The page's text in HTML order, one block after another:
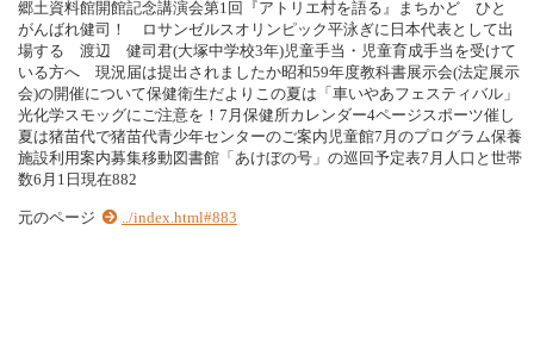
郷土資料館開館記念講演会第1回『アトリエ村を語る』まちかど ひと
がんばれ健司！ ロサンゼルスオリンピック平泳ぎに日本代表として出
場する 渡辺 健司君(大塚中学校3年)児童手当・児童育成手当を受けて
いる方へ 現況届は提出されましたか昭和59年度教科書展示会(法定展示
会)の開催について保健衛生だよりこの夏は「車いやあフェスティバル」
光化学スモッグにご注意を！7月保健所カレンダー4ページスポーツ催し
夏は猪苗代で猪苗代青少年センターのご案内児童館7月のプログラム保養
施設利用案内募集移動図書館「あけぼの号」の巡回予定表7月人口と世帯
数6月1日現在882
元のページ ../index.html#883